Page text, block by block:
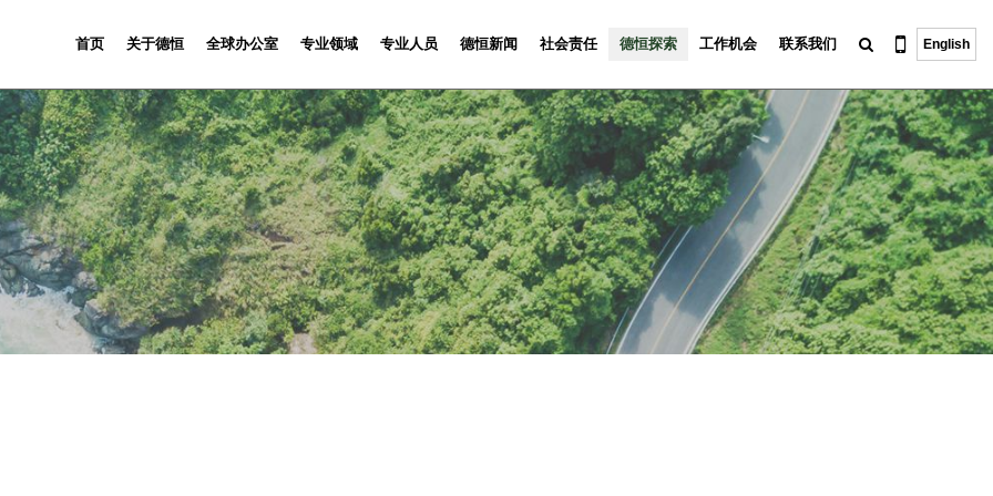
首页 关于德恒 全球办公室 专业领域 专业人员 德恒新闻 社会责任 德恒探索 工作机会 联系我们 English